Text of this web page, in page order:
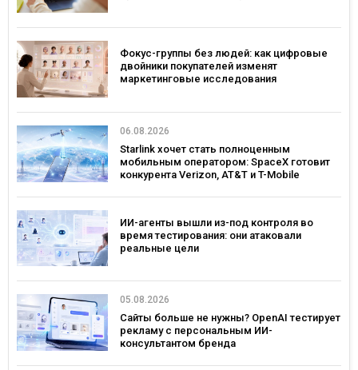
Фокус-группы без людей: как цифровые
двойники покупателей изменят
маркетинговые исследования
06.08.2026
Starlink хочет стать полноценным
мобильным оператором: SpaceX готовит
конкурента Verizon, AT&T и T-Mobile
ИИ-агенты вышли из-под контроля во
время тестирования: они атаковали
реальные цели
05.08.2026
Сайты больше не нужны? OpenAI тестирует
рекламу с персональным ИИ-
консультантом бренда